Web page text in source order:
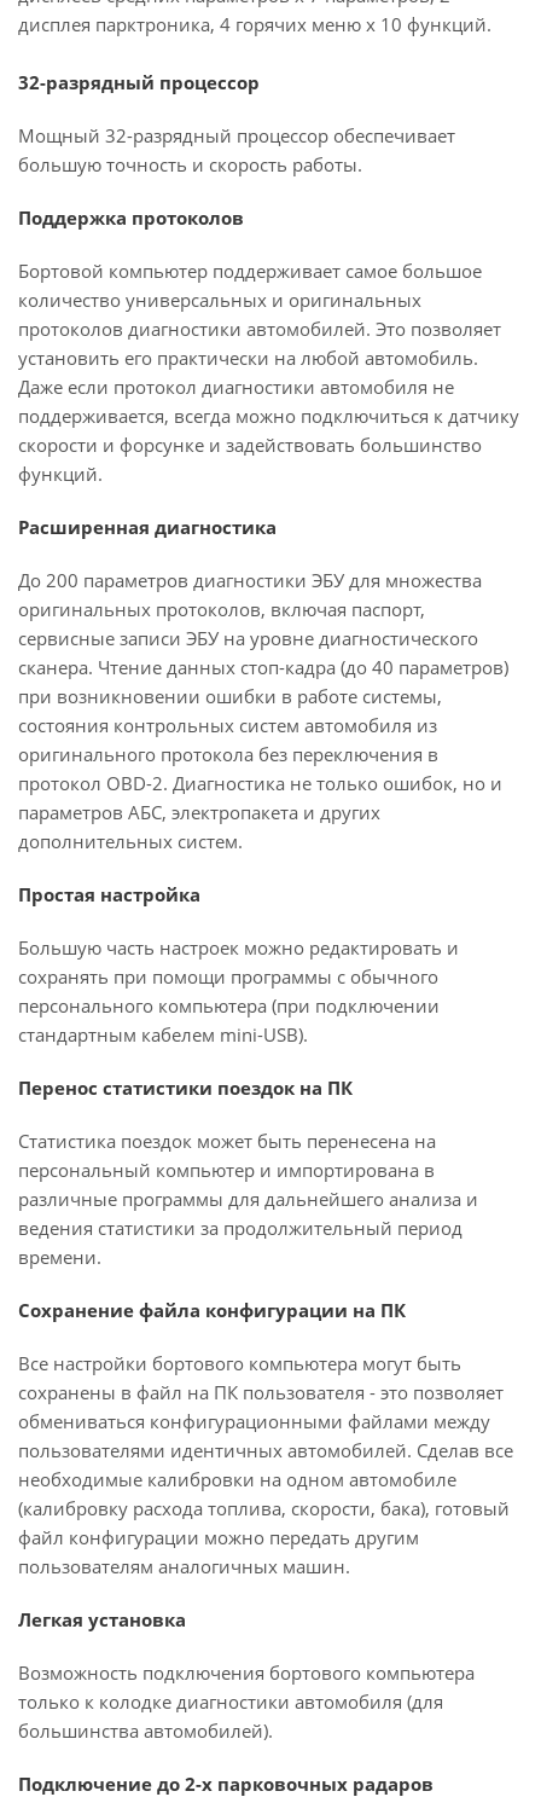
дисплея парктроника, 4 горячих меню х 10 функций.
32-разрядный процессор
Мощный 32-разрядный процессор обеспечивает
большую точность и скорость работы.
Поддержка протоколов
Бортовой компьютер поддерживает самое большое
количество универсальных и оригинальных
протоколов диагностики автомобилей. Это позволяет
установить его практически на любой автомобиль.
Даже если протокол диагностики автомобиля не
поддерживается, всегда можно подключиться к датчику
скорости и форсунке и задействовать большинство
функций.
Расширенная диагностика
До 200 параметров диагностики ЭБУ для множества
оригинальных протоколов, включая паспорт,
сервисные записи ЭБУ на уровне диагностического
сканера. Чтение данных стоп-кадра (до 40 параметров)
при возникновении ошибки в работе системы,
состояния контрольных систем автомобиля из
оригинального протокола без переключения в
протокол OBD-2. Диагностика не только ошибок, но и
параметров АБС, электропакета и других
дополнительных систем.
Простая настройка
Большую часть настроек можно редактировать и
сохранять при помощи программы с обычного
персонального компьютера (при подключении
стандартным кабелем mini-USB).
Перенос статистики поездок на ПК
Статистика поездок может быть перенесена на
персональный компьютер и импортирована в
различные программы для дальнейшего анализа и
ведения статистики за продолжительный период
времени.
Сохранение файла конфигурации на ПК
Все настройки бортового компьютера могут быть
сохранены в файл на ПК пользователя - это позволяет
обмениваться конфигурационными файлами между
пользователями идентичных автомобилей. Сделав все
необходимые калибровки на одном автомобиле
(калибровку расхода топлива, скорости, бака), готовый
файл конфигурации можно передать другим
пользователям аналогичных машин.
Легкая установка
Возможность подключения бортового компьютера
только к колодке диагностики автомобиля (для
большинства автомобилей).
Подключение до 2-х парковочных радаров